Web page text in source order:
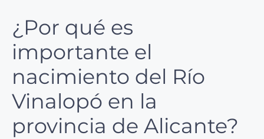
¿Por qué es
importante el
nacimiento del Río
Vinalopó en la
provincia de Alicante?